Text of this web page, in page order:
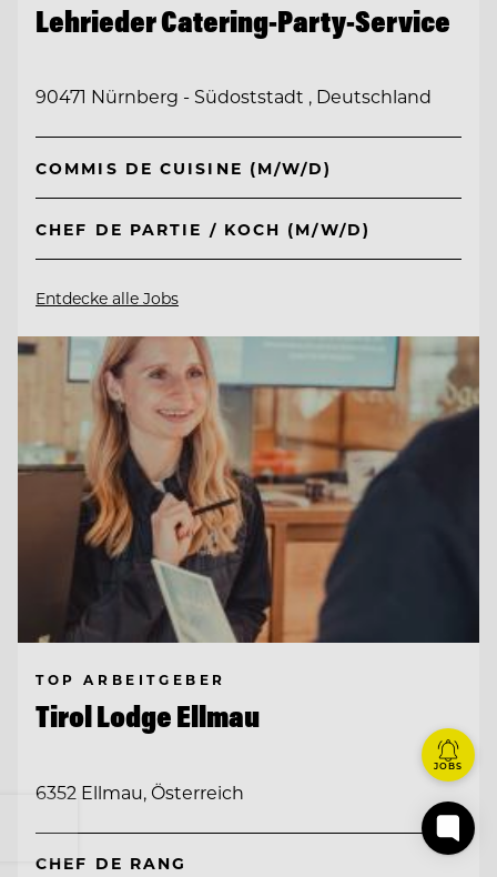
Lehrieder Catering-Party-Service
90471 Nürnberg - Südoststadt , Deutschland
COMMIS DE CUISINE (M/W/D)
CHEF DE PARTIE / KOCH (M/W/D)
Entdecke alle Jobs
TOP ARBEITGEBER
Tirol Lodge Ellmau
6352 Ellmau, Österreich
CHEF DE RANG
JOBS